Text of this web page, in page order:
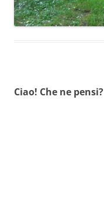
Ciao! Che ne pensi?